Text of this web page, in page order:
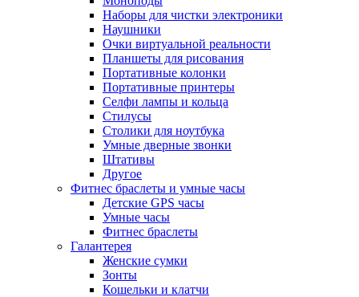
Наборы для чистки электроники
Наушники
Очки виртуальной реальности
Планшеты для рисования
Портативные колонки
Портативные принтеры
Селфи лампы и кольца
Стилусы
Столики для ноутбука
Умные дверные звонки
Штативы
Другое
Фитнес браслеты и умные часы
Детские GPS часы
Умные часы
Фитнес браслеты
Галантерея
Женские сумки
Зонты
Кошельки и клатчи